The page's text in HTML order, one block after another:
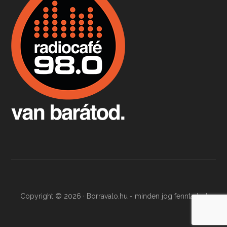
Fermentáljunk, a testünk meghálálja!
Apr 3, 2026 • 00:36:07
Copyright © 2026 · Borravalo.hu - minden jog fenntartva!